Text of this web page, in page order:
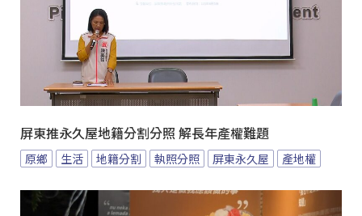
屏東推永久屋地籍分割分照 解長年產權難題
原鄉 生活 地籍分割 執照分照 屏東永久屋 產地權